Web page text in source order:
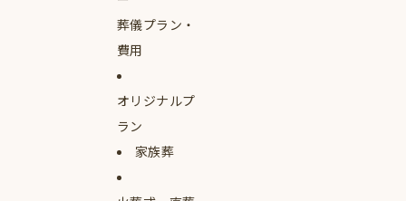
葬儀プラン・
費用
オリジナルプ
ラン
家族葬